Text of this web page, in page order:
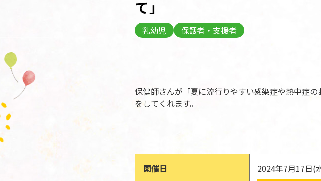
て」
乳幼児 保護者・支援者
保健師さんが「夏に流行りやすい感染症や熱中症
をしてくれます。
開催日 2024年7月17日(